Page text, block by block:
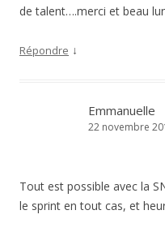
de talent….merci et beau
Répondre ↓
Emmanuelle
22 novembre
Tout est possible avec la
le sprint en tout cas, et